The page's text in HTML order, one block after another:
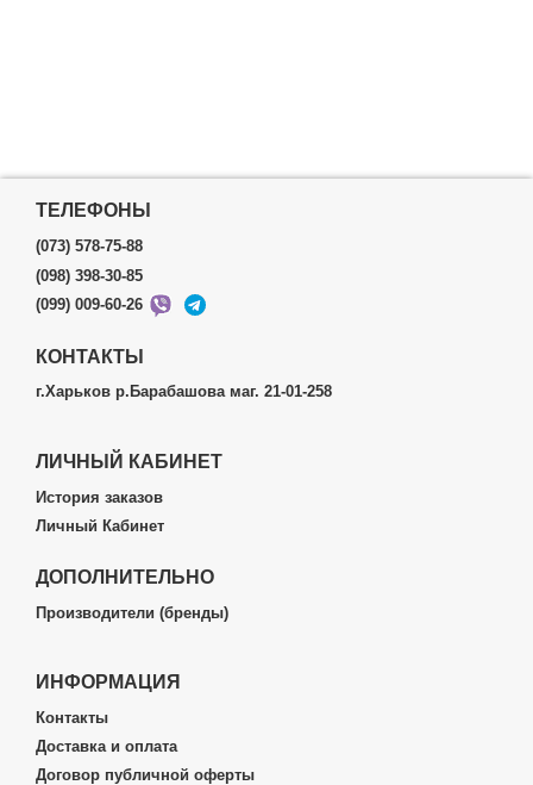
ТЕЛЕФОНЫ
(073) 578-75-88
(098) 398-30-85
(099) 009-60-26
КОНТАКТЫ
г.Харьков р.Барабашова маг. 21-01-258
ЛИЧНЫЙ КАБИНЕТ
История заказов
Личный Кабинет
ДОПОЛНИТЕЛЬНО
Производители (бренды)
ИНФОРМАЦИЯ
Контакты
Доставка и оплата
Договор публичной оферты